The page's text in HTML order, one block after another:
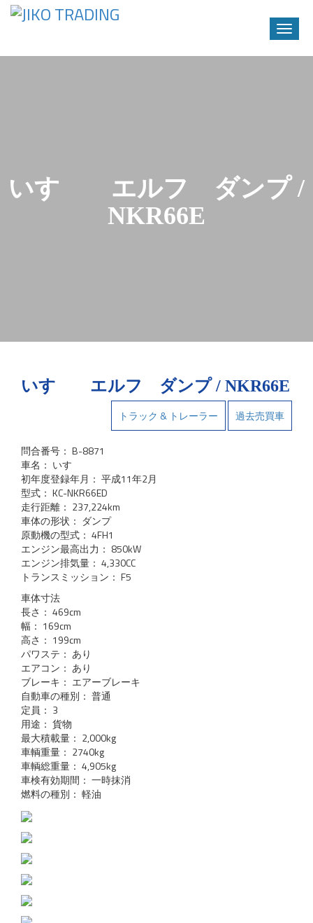
Toggle
いすゞ エルフ ダンプ /
NKR66E
いすゞ エルフ ダンプ / NKR66E
トラック & トレーラー 過去売買車
問合番号： B-8871
車名： いすゞ
初年度登録年月： 平成11年2月
型式： KC-NKR66ED
走行距離： 237,224km
車体の形状： ダンプ
原動機の型式： 4FH1
エンジン最高出力： 850kW
エンジン排気量： 4,330CC
トランスミッション： F5
車体寸法
長さ： 469cm
幅： 169cm
高さ： 199cm
パワステ： あり
エアコン： あり
ブレーキ： エアーブレーキ
自動車の種別： 普通
定員： 3
用途： 貨物
最大積載量： 2,000kg
車輌重量： 2740kg
車輌総重量： 4,905kg
車検有効期間： 一時抹消
燃料の種別： 軽油